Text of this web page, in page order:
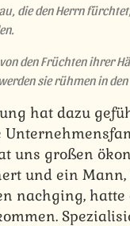
die den Herrn
den Früchten ihrer
sie rühmen in den
hat dazu
uns großen
und ein Mann,
nachging, hatte